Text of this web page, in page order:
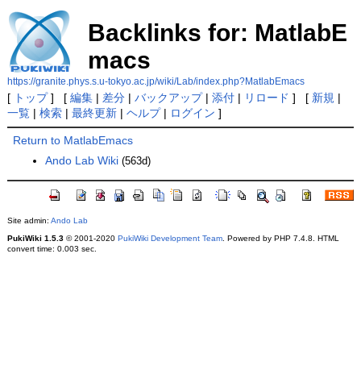
Backlinks for: MatlabE
macs
https://granite.phys.s.u-tokyo.ac.jp/wiki/Lab/index.php?MatlabEmacs
[ トップ] [ 編集| 差分| バックアップ| 添付| リロード ] [ 新規 |
一覧| 検索| 最終更新| ヘルプ| ログイン ]
Return to MatlabEmacs
Ando Lab Wiki (563d)
Site admin: Ando Lab
PukiWiki 1.5.3© 2001-2020 PukiWiki Development Team. Powered by PHP 7.4.8. HTML
convert time: 0.003 sec.